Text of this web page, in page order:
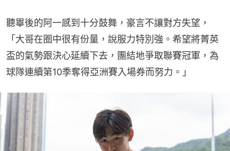
聽畢後的阿一感到十分鼓舞，豪言不讓對方失望，
「大哥在圈中很有份量，說服力特別強。希望將菁英
盃的氣勢跟決心延續下去，團結地爭取聯賽冠軍，為
球隊連續第10季奪得亞洲賽入場券而努力。」